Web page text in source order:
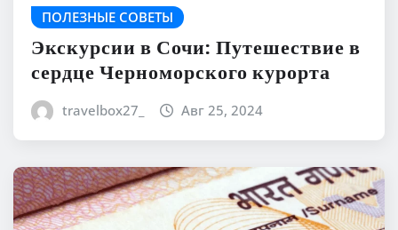
ПОЛЕЗНЫЕ СОВЕТЫ
Экскурсии в Сочи: Путешествие в
сердце Черноморского курорта
travelbox27_ Авг 25, 2024